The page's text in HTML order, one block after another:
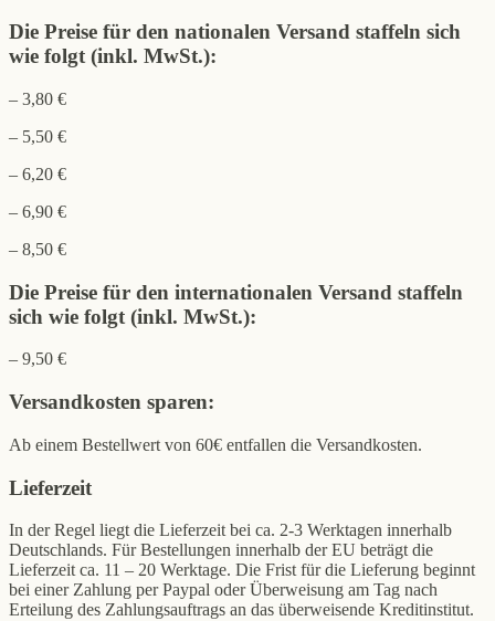
Die Preise für den nationalen Versand staffeln sich
wie folgt (inkl. MwSt.):
– 3,80 €
– 5,50 €
– 6,20 €
– 6,90 €
– 8,50 €
Die Preise für den internationalen Versand staffeln
sich wie folgt (inkl. MwSt.):
– 9,50 €
Versandkosten sparen:
Ab einem Bestellwert von 60€ entfallen die Versandkosten.
Lieferzeit
In der Regel liegt die Lieferzeit bei ca. 2-3 Werktagen innerhalb
Deutschlands. Für Bestellungen innerhalb der EU beträgt die
Lieferzeit ca. 11 – 20 Werktage. Die Frist für die Lieferung beginnt
bei einer Zahlung per Paypal oder Überweisung am Tag nach
Erteilung des Zahlungsauftrags an das überweisende Kreditinstitut.